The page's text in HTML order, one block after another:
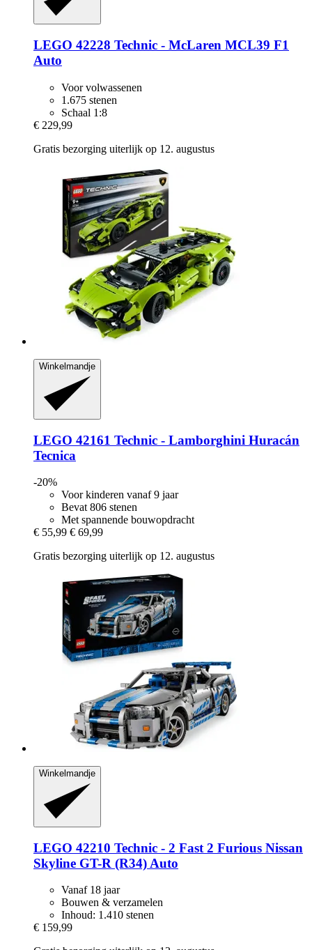
LEGO 42228 Technic -​ McLaren MCL39 F1
Auto
Voor volwassenen
1.675 stenen
Schaal 1:8
€ 229,99
Gratis bezorging uiterlijk op 12. augustus
Winkelmandje
LEGO 42161 Technic -​ Lamborghini Huracán
Tecnica
-20%
Voor kinderen vanaf 9 jaar
Bevat 806 stenen
Met spannende bouwopdracht
€ 55,99 € 69,99
Gratis bezorging uiterlijk op 12. augustus
Winkelmandje
LEGO 42210 Technic -​ 2 Fast 2 Furious Nissan
Skyline GT-​R (R34) Auto
Vanaf 18 jaar
Bouwen & verzamelen
Inhoud: 1.410 stenen
€ 159,99